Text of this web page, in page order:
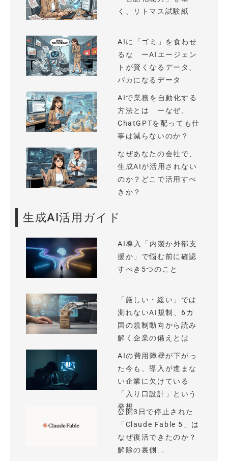
く、リトマス試験紙
AIに「ゴミ」を食わせ
るな ーAIエージェン
トが賢くなるデータ、
バカになるデータ
AIで業務を自動化する
方法とは ーなぜ、
ChatGPTを配っても仕
事は減らないのか？
なぜあなたの会社で、
生成AIが活用されない
のか？どこで活用すべ
きか？
生成AI活用ガイド
AI導入「内製か外部支
援か」で悩む前に確認
すべき5つのこと
「厳しい・緩い」では
測れないAI規制、6カ
国の規制動向から読み
解く企業の備えとは
AIの費用障壁が下がっ
た今も、導入が進まな
い企業に欠けている
「入り口設計」という
発想
公開3日で停止された
「Claude Fable 5」は
なぜ復活できたのか？
解除の裏側...